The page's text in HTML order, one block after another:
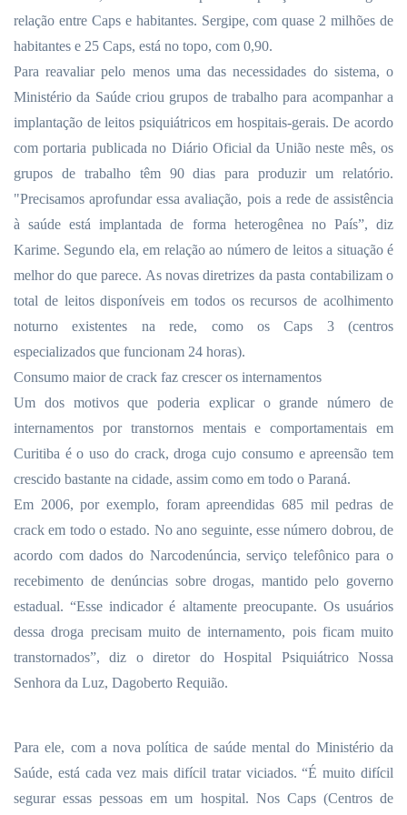
relação entre Caps e habitantes. Sergipe, com quase 2 milhões de
habitantes e 25 Caps, está no topo, com 0,90.
Para reavaliar pelo menos uma das necessidades do sistema, o
Ministério da Saúde criou grupos de trabalho para acompanhar a
implantação de leitos psiquiátricos em hospitais-gerais. De acordo
com portaria publicada no Diário Oficial da União neste mês, os
grupos de trabalho têm 90 dias para produzir um relatório.
"Precisamos aprofundar essa avaliação, pois a rede de assistência
à saúde está implantada de forma heterogênea no País”, diz
Karime. Segundo ela, em relação ao número de leitos a situação é
melhor do que parece. As novas diretrizes da pasta contabilizam o
total de leitos disponíveis em todos os recursos de acolhimento
noturno existentes na rede, como os Caps 3 (centros
especializados que funcionam 24 horas).
Consumo maior de crack faz crescer os internamentos
Um dos motivos que poderia explicar o grande número de
internamentos por transtornos mentais e comportamentais em
Curitiba é o uso do crack, droga cujo consumo e apreensão tem
crescido bastante na cidade, assim como em todo o Paraná.
Em 2006, por exemplo, foram apreendidas 685 mil pedras de
crack em todo o estado. No ano seguinte, esse número dobrou, de
acordo com dados do Narcodenúncia, serviço telefônico para o
recebimento de denúncias sobre drogas, mantido pelo governo
estadual. “Esse indicador é altamente preocupante. Os usuários
dessa droga precisam muito de internamento, pois ficam muito
transtornados”, diz o diretor do Hospital Psiquiátrico Nossa
Senhora da Luz, Dagoberto Requião.
Para ele, com a nova política de saúde mental do Ministério da
Saúde, está cada vez mais difícil tratar viciados. “É muito difícil
segurar essas pessoas em um hospital. Nos Caps (Centros de